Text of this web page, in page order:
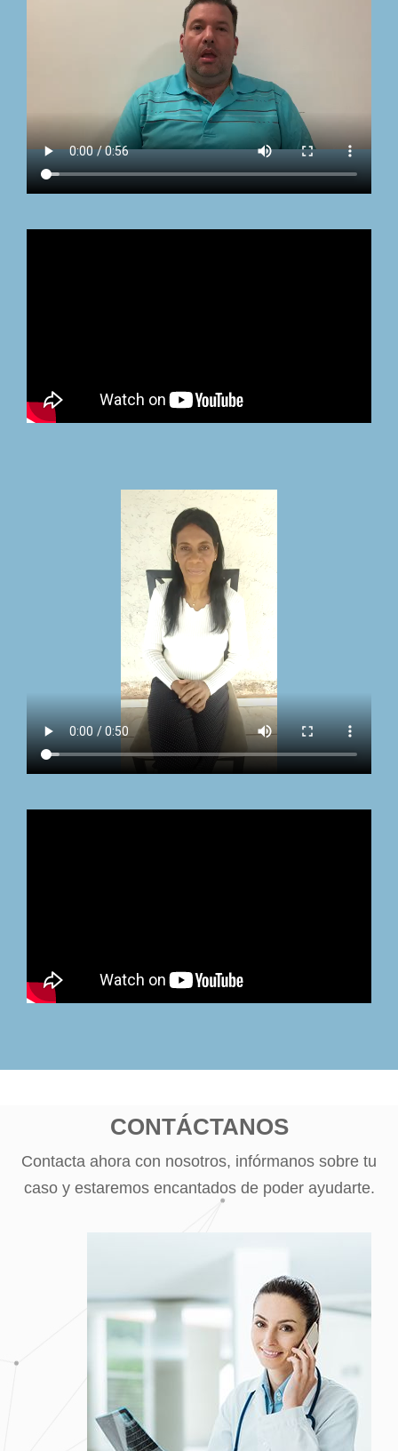
CONTÁCTANOS
Contacta ahora con nosotros, infórmanos sobre tu
caso y estaremos encantados de poder ayudarte.